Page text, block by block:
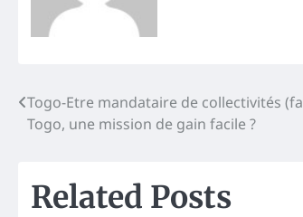
Post
navigation
Togo-Etre mandataire de collectivités
Togo, une mission de gain facile ?
Related Posts